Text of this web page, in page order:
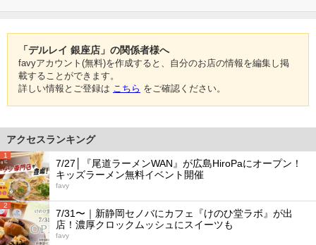
「デルレイ 銀座店」の関係者様へ
favyアカウント(無料)を作成すると、自分のお店の情報を編集し掲
載することができます。
詳しい情報とご登録は こちら をご確認ください。
アクセスランキング
1
7/27│『尾道ラーメンWAN』が広島HiroPaにオープン！
キッズラーメン無料イベント開催
favy
2
7/31〜｜新静岡セノバにカフェ『けのひ堂ラボ』が出
店！濃厚クロックムッシュにスイーツも
favy